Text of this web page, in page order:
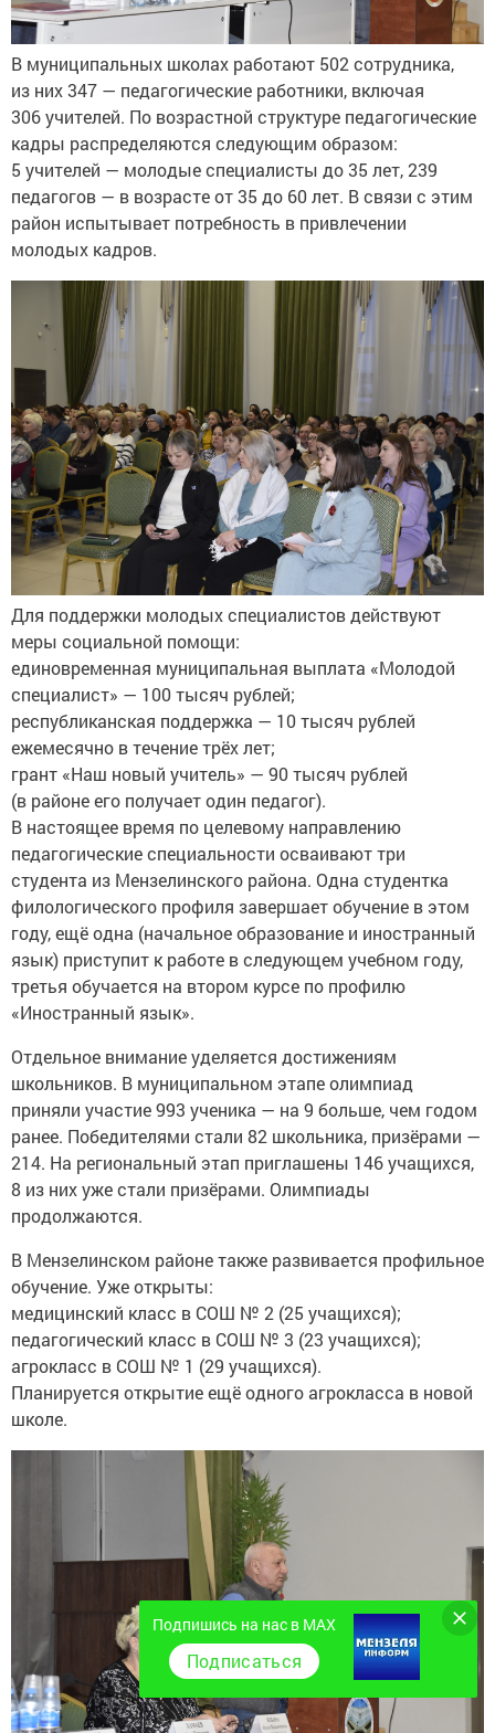
В муниципальных школах работают 502 сотрудника,
из них 347 — педагогические работники, включая
306 учителей. По возрастной структуре педагогические
кадры распределяются следующим образом:
5 учителей — молодые специалисты до 35 лет, 239
педагогов — в возрасте от 35 до 60 лет. В связи с этим
район испытывает потребность в привлечении
молодых кадров.
Для поддержки молодых специалистов действуют
меры социальной помощи:
единовременная муниципальная выплата «Молодой
специалист» — 100 тысяч рублей;
республиканская поддержка — 10 тысяч рублей
ежемесячно в течение трёх лет;
грант «Наш новый учитель» — 90 тысяч рублей
(в районе его получает один педагог).
В настоящее время по целевому направлению
педагогические специальности осваивают три
студента из Мензелинского района. Одна студентка
филологического профиля завершает обучение в этом
году, ещё одна (начальное образование и иностранный
язык) приступит к работе в следующем учебном году,
третья обучается на втором курсе по профилю
«Иностранный язык».
Отдельное внимание уделяется достижениям
школьников. В муниципальном этапе олимпиад
приняли участие 993 ученика — на 9 больше, чем годом
ранее. Победителями стали 82 школьника, призёрами —
214. На региональный этап приглашены 146 учащихся,
8 из них уже стали призёрами. Олимпиады
продолжаются.
В Мензелинском районе также развивается профильное
обучение. Уже открыты:
медицинский класс в СОШ № 2 (25 учащихся);
педагогический класс в СОШ № 3 (23 учащихся);
агрокласс в СОШ № 1 (29 учащихся).
Планируется открытие ещё одного агрокласса в новой
школе.
Подпишись на нас в MAX
Подписаться